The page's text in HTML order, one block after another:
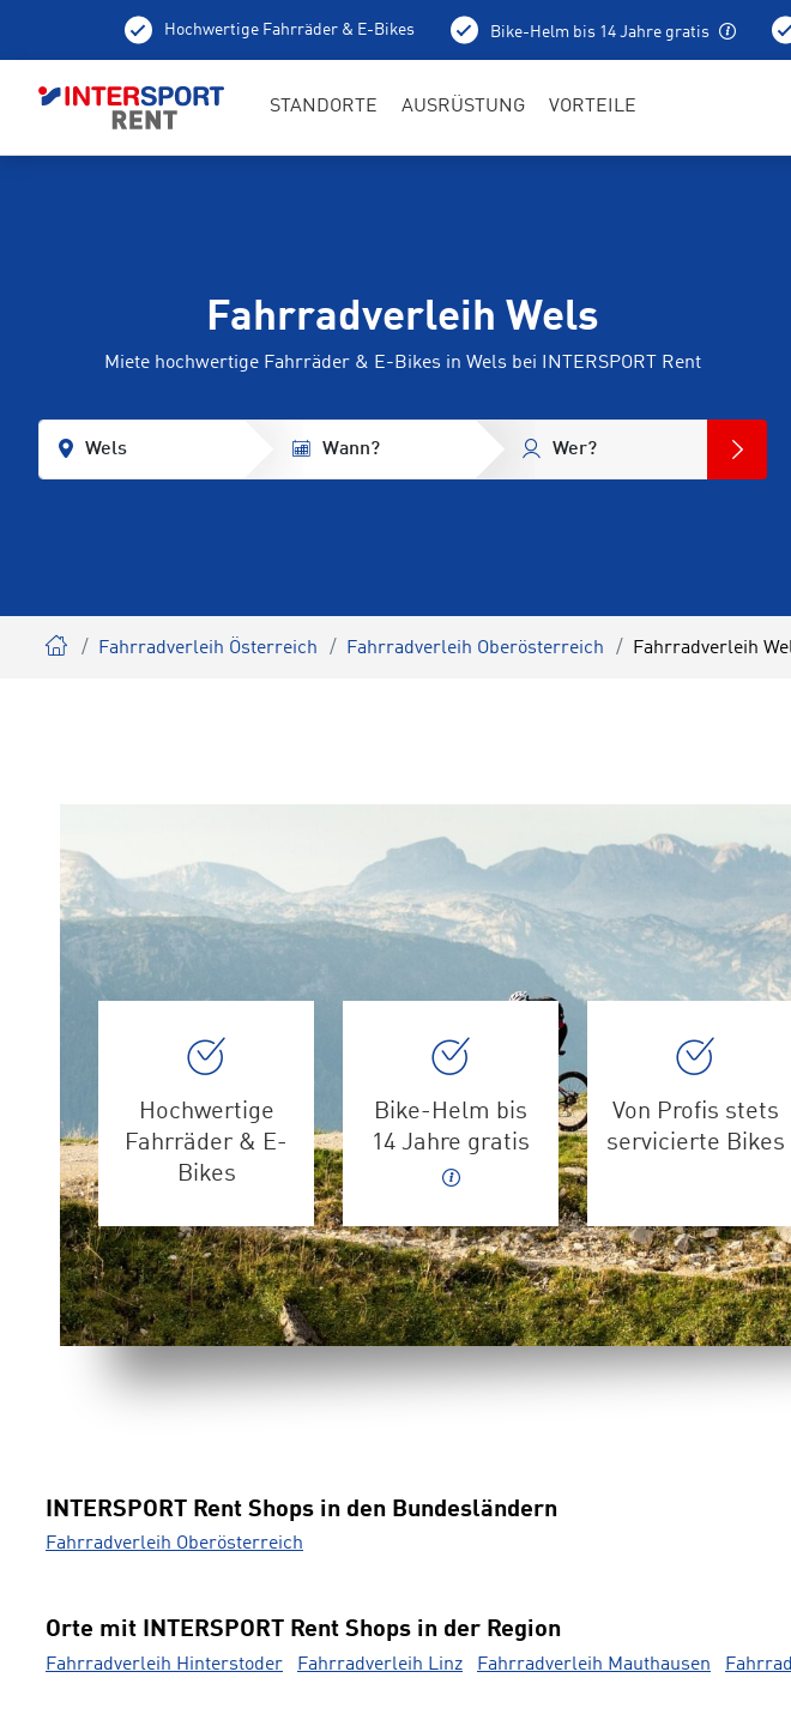
Hochwertige Fahrräder & E-Bikes Bike-Helm bis 14 Jahre gratis
STANDORTE AUSRÜSTUNG VORTEILE
Fahrradverleih Wels
Miete hochwertige Fahrräder & E-Bikes in Wels bei INTERSPORT Rent
Wels Wann? Wer?
Fahrradverleih Österreich Fahrradverleih Oberösterreich Fahrradverleih
Hochwertige
Fahrräder & E-
Bikes
Bike-Helm bis
14 Jahre gratis
Von Profis stets
servicierte Bikes
INTERSPORT Rent Shops in den Bundesländern
Fahrradverleih Oberösterreich
Orte mit INTERSPORT Rent Shops in der Region
Fahrradverleih Hinterstoder Fahrradverleih Linz Fahrradverleih Mauthausen